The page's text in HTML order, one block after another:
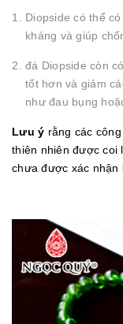
Diopside có thể
kháng và giúp
đá Diopside còn
tốt hơn và giảm
như đau bụng
Lưu ý rằng các
thiên nhiên được coi
chưa được xác nhận